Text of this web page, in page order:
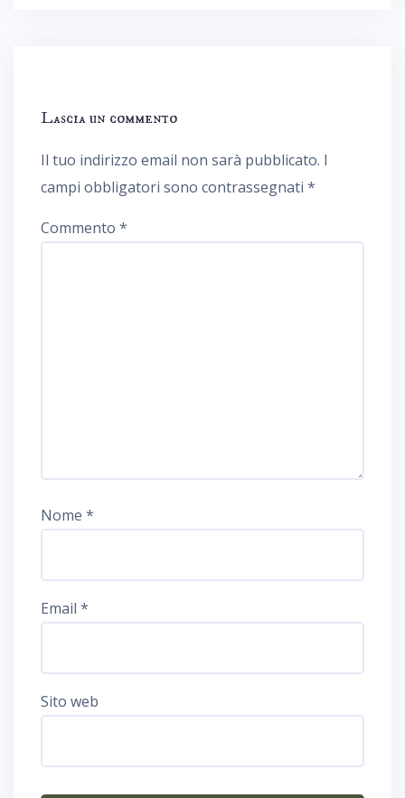
Lascia un commento
Il tuo indirizzo email non sarà pubblicato. I
campi obbligatori sono contrassegnati *
Commento *
Nome *
Email *
Sito web